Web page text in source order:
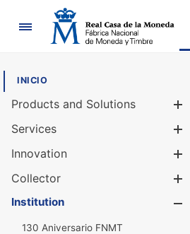
Navigation
INICIO
Products and Solutions
Services
Innovation
Collector
Institution
130 Aniversario FNMT